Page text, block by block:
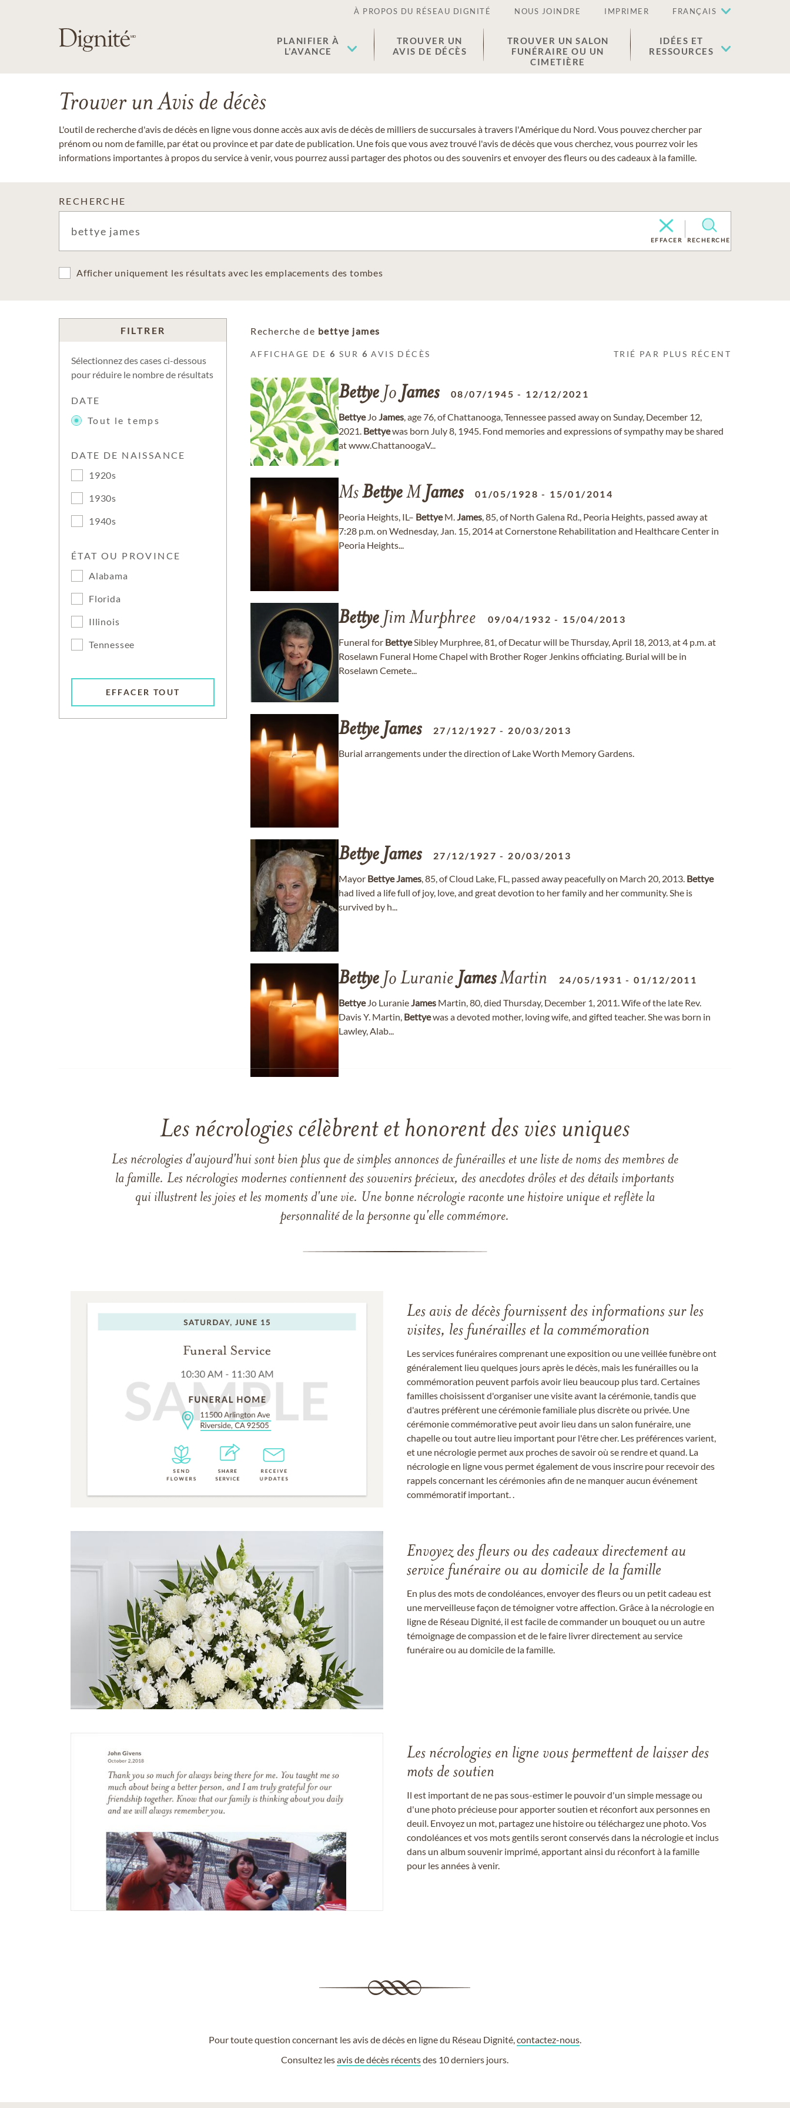
À PROPOS DU RÉSEAU DIGNITÉ NOUS JOINDRE IMPRIMER FRANÇAIS
PLANIFIER À
L’AVANCE
TROUVER UN
AVIS DE DÉCÈS
TROUVER UN SALON
FUNÉRAIRE OU UN
CIMETIÈRE
IDÉES ET
RESSOURCES
Trouver un Avis de décès
L'outil de recherche d'avis de décès en ligne vous donne accès aux avis de décès de milliers de succursales à travers l'Amérique du Nord. Vous pouvez chercher par
prénom ou nom de famille, par état ou province et par date de publication. Une fois que vous avez trouvé l'avis de décès que vous cherchez, vous pourrez voir les
informations importantes à propos du service à venir, vous pourrez aussi partager des photos ou des souvenirs et envoyer des fleurs ou des cadeaux à la famille.
RECHERCHE
EFFACER RECHERCHE
Afficher uniquement les résultats avec les emplacements des tombes
FILTRER
Sélectionnez des cases ci-dessous
pour réduire le nombre de résultats
DATE
Tout le temps
DATE DE NAISSANCE
1920s
1930s
1940s
ÉTAT OU PROVINCE
Alabama
Florida
Illinois
Tennessee
EFFACER TOUT
Recherche de bettye james
AFFICHAGE DE6 SUR 6 AVIS DÉCÈS TRIÉ PAR PLUS RÉCENT
Bettye Jo James 08/07/1945 - 12/12/2021
BettyeJoJames, age 76, of Chattanooga, Tennessee passed away on Sunday, December 12,
2021. Bettyewas born July 8, 1945. Fond memories and expressions of sympathy may be shared
at www.ChattanoogaV...
MsBettyeM James 01/05/1928 - 15/01/2014
Peoria Heights, IL– BettyeM.James, 85, of North Galena Rd., Peoria Heights, passed away at
7:28 p.m. on Wednesday, Jan. 15, 2014 at Cornerstone Rehabilitation and Healthcare Center in
Peoria Heights...
Bettye Jim Murphree 09/04/1932 - 15/04/2013
Funeral for BettyeSibley Murphree, 81, of Decatur will be Thursday, April 18, 2013, at 4 p.m. at
Roselawn Funeral Home Chapel with Brother Roger Jenkins officiating. Burial will be in
Roselawn Cemete...
Bettye James 27/12/1927 - 20/03/2013
Burial arrangements under the direction of Lake Worth Memory Gardens.
Bettye James 27/12/1927 - 20/03/2013
Mayor BettyeJames, 85, of Cloud Lake, FL, passed away peacefully on March 20, 2013. Bettye
had lived a life full of joy, love, and great devotion to her family and her community. She is
survived by h...
Bettye Jo Luranie JamesMartin 24/05/1931 -01/12/2011
BettyeJo LuranieJames Martin, 80, died Thursday, December 1, 2011. Wife of the late Rev.
Davis Y. Martin, Bettyewas a devoted mother, loving wife, and gifted teacher. She was born in
Lawley, Alab...
Les nécrologies célèbrent et honorent des vies uniques
Les nécrologies d'aujourd'hui sont bien plus que de simples annonces de funérailles et une liste de noms des membres de
la famille. Les nécrologies modernes contiennent des souvenirs précieux, des anecdotes drôles et des détails importants
qui illustrent les joies et les moments d'une vie. Une bonne nécrologie raconte une histoire unique et reflète la
personnalité de la personne qu'elle commémore.
Les avis de décès fournissent des informations sur les
visites, les funérailles et la commémoration
Les services funéraires comprenant une exposition ou une veillée funèbre ont
généralement lieu quelques jours après le décès, mais les funérailles ou la
commémoration peuvent parfois avoir lieu beaucoup plus tard. Certaines
familles choisissent d'organiser une visite avant la cérémonie, tandis que
d'autres préfèrent une cérémonie familiale plus discrète ou privée. Une
cérémonie commémorative peut avoir lieu dans un salon funéraire, une
chapelle ou tout autre lieu important pour l'être cher. Les préférences varient,
et une nécrologie permet aux proches de savoir où se rendre et quand. La
nécrologie en ligne vous permet également de vous inscrire pour recevoir des
rappels concernant les cérémonies afin de ne manquer aucun événement
commémoratif important. .
Envoyez des fleurs ou des cadeaux directement au
service funéraire ou au domicile de la famille
En plus des mots de condoléances, envoyer des fleurs ou un petit cadeau est
une merveilleuse façon de témoigner votre affection. Grâce à la nécrologie en
ligne de Réseau Dignité, il est facile de commander un bouquet ou un autre
témoignage de compassion et de le faire livrer directement au service
funéraire ou au domicile de la famille.
Les nécrologies en ligne vous permettent de laisser des
mots de soutien
Il est important de ne pas sous-estimer le pouvoir d'un simple message ou
d'une photo précieuse pour apporter soutien et réconfort aux personnes en
deuil. Envoyez un mot, partagez une histoire ou téléchargez une photo. Vos
condoléances et vos mots gentils seront conservés dans la nécrologie et inclus
dans un album souvenir imprimé, apportant ainsi du réconfort à la famille
pour les années à venir.
Pour toute question concernant les avis de décès en ligne du Réseau Dignité,contactez-nous.
Consultez lesavis de décès récentsdes 10 derniers jours.